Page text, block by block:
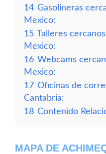
14 Gasolineras
Mexico:
15 Talleres
Mexico:
16 Webcams
Mexico:
17 Oficinas de
Cantabria:
18 Contenido
MAPA DE